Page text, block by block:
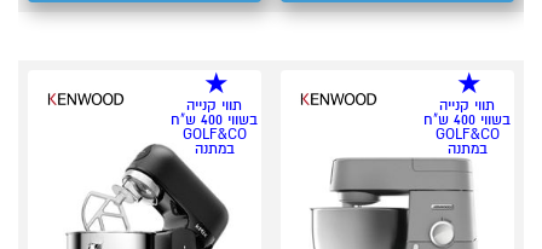
תווי קנייה
בשווי 400 ש"ח
GOLF&CO
במתנה
תווי קנייה
בשווי 400 ש"ח
GOLF&CO
במתנה